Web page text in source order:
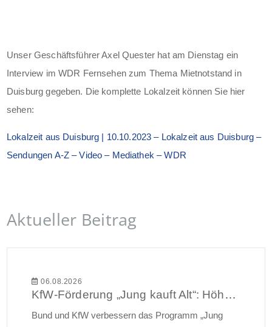
Unser Geschäftsführer Axel Quester hat am Dienstag ein
Interview im WDR Fernsehen zum Thema Mietnotstand in
Duisburg gegeben. Die komplette Lokalzeit können Sie hier
sehen:
Lokalzeit aus Duisburg | 10.10.2023 – Lokalzeit aus Duisburg –
Sendungen A-Z – Video – Mediathek – WDR
Aktueller Beitrag
06.08.2026
KfW-Förderung „Jung kauft Alt“: Höhere Kredite ab August 2026
Bund und KfW verbessern das Programm „Jung